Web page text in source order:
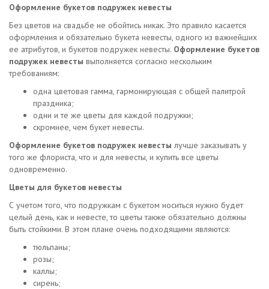
Оформление букетов подружек невесты
Без цветов на свадьбе не обойтись никак. Это правило касается
оформления и обязательно букета невесты, одного из важнейших
ее атрибутов, и букетов подружек невесты. Оформление букетов
подружек невесты выполняется согласно нескольким
требованиям:
одна цветовая гамма, гармонирующая с общей палитрой
праздника;
одни и те же цветы для каждой подружки;
скромнее, чем букет невесты.
Оформление букетов подружек невесты лучше заказывать у
того же флориста, что и для невесты, и купить все цветы
одновременно.
Цветы для букетов невесты
С учетом того, что подружкам с букетом носиться нужно будет
целый день, как и невесте, то цветы также обязательно должны
быть стойкими. В этом плане очень подходящими являются:
тюльпаны;
розы;
каллы;
сирень;